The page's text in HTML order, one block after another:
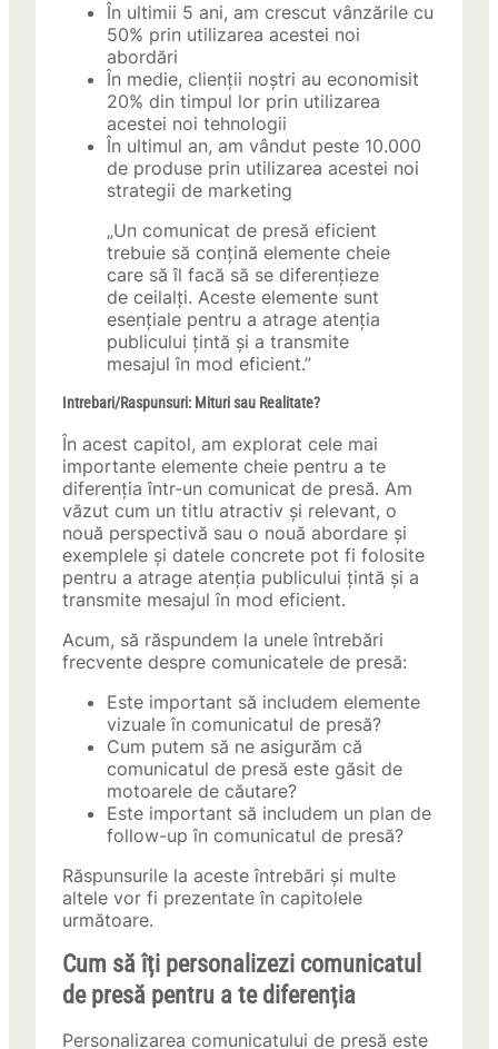
În ultimii 5 ani, am crescut vânzările cu
50% prin utilizarea acestei noi
abordări
În medie, clienții noștri au economisit
20% din timpul lor prin utilizarea
acestei noi tehnologii
În ultimul an, am vândut peste 10.000
de produse prin utilizarea acestei noi
strategii de marketing
„Un comunicat de presă eficient
trebuie să conțină elemente cheie
care să îl facă să se diferențieze
de ceilalți. Aceste elemente sunt
esențiale pentru a atrage atenția
publicului țintă și a transmite
mesajul în mod eficient.”
Intrebari/Raspunsuri: Mituri sau Realitate?
În acest capitol, am explorat cele mai
importante elemente cheie pentru a te
diferenția într-un comunicat de presă. Am
văzut cum un titlu atractiv și relevant, o
nouă perspectivă sau o nouă abordare și
exemplele și datele concrete pot fi folosite
pentru a atrage atenția publicului țintă și a
transmite mesajul în mod eficient.
Acum, să răspundem la unele întrebări
frecvente despre comunicatele de presă:
Este important să includem elemente
vizuale în comunicatul de presă?
Cum putem să ne asigurăm că
comunicatul de presă este găsit de
motoarele de căutare?
Este important să includem un plan de
follow-up în comunicatul de presă?
Răspunsurile la aceste întrebări și multe
altele vor fi prezentate în capitolele
următoare.
Cum să îți personalizezi comunicatul
de presă pentru a te diferenția
Personalizarea comunicatului de presă este